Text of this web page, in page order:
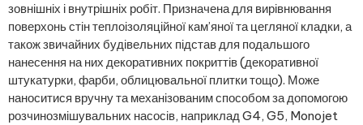
зовнішніх і внутрішніх робіт. Призначена для вирівнювання
поверхонь стін теплоізоляційної кам’яної та цегляної кладки, а
також звичайних будівельних підстав для подальшого
нанесення на них декоративних покриттів (декоративної
штукатурки, фарби, облицювальної плитки тощо). Може
наноситися вручну та механізованим способом за допомогою
розчинозмішувальних насосів, наприклад G4, G5, Monojet